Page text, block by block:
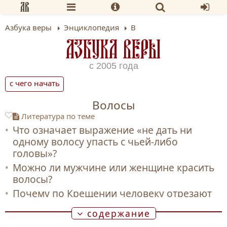
Азбука веры Энциклопедия В
АЗБУКА ВЕРЫ
с 2005 года
с чего начать
Волосы
Литература по теме
Что означает выражение «не дать ни
одному волосу упасть с чьей-либо
головы»?
Можно ли мужчине или женщине красить
волосы?
Почему по Крещении человеку отрезают
прядь волос?
Нужно ли сохранять волосы, остриженные
содержание